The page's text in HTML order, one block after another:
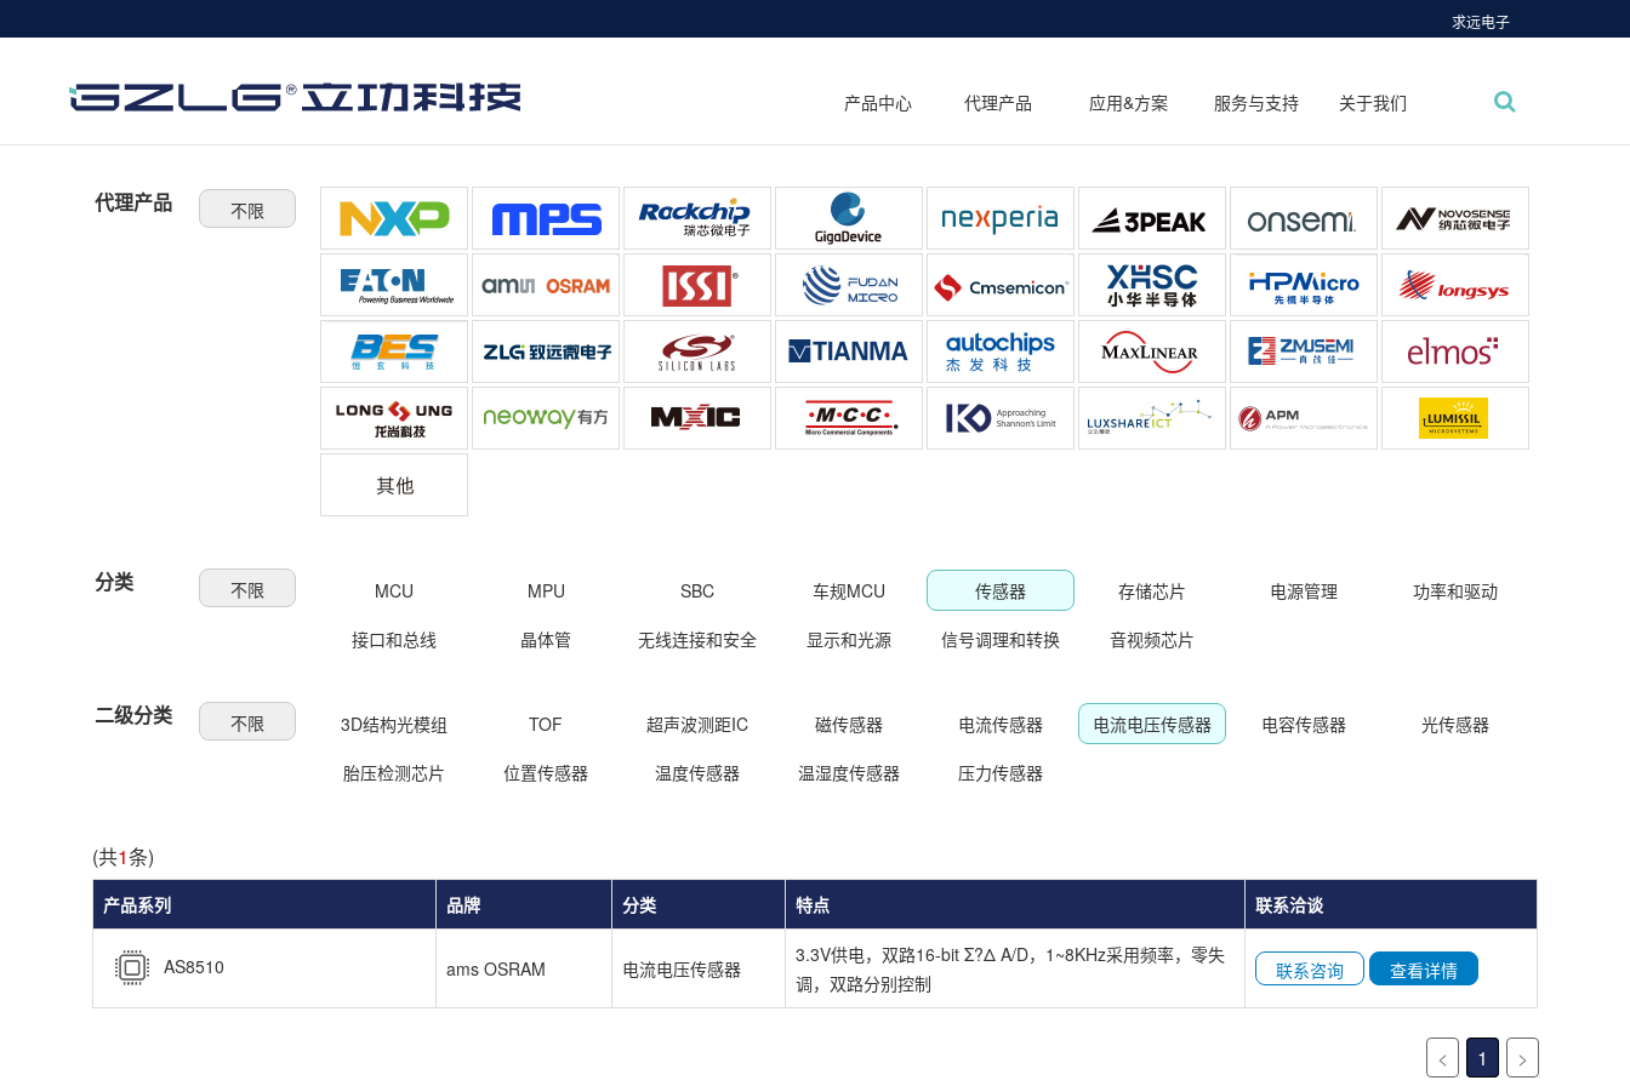
求远电子
产品中心 代理产品 应用&方案 服务与支持 关于我们
代理产品 不限
分类 不限 MCU MPU SBC 车规MCU 传感器 存储芯片 电源管理
功率和驱动
接口和总线
晶体管 无线连接和安全 显示和光源 信号调理和转换 音视频芯片
二级分类 不限 3D结构光模组 TOF 超声波测距IC 磁传感器 电流传感器 电流电压传感器 电容传感器
光传感器
胎压检测芯片
位置传感器 温度传感器 温湿度传感器 压力传感器
(共1条)
产品系列 品牌 分类 特点 联系洽谈
AS8510 ams OSRAM 电流电压传感器
3.3V供电，双路16-bit Σ?Δ A/D，1~8KHz采用频率，零失
调，双路分别控制
联系咨询 查看详情
< 1 >